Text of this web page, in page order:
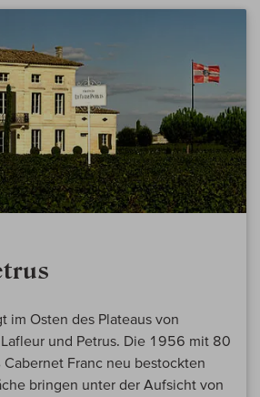
im Osten des Plateaus von
und Petrus. Die 1956 mit 80
Franc neu bestockten
bringen unter der Aufsicht von